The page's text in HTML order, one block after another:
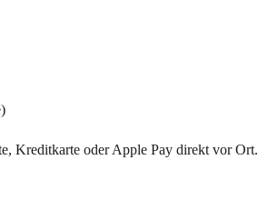
Kreditkarte oder Apple Pay direkt vor Ort.